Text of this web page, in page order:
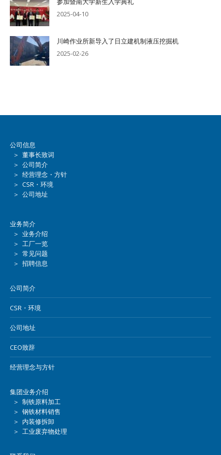
2025-04-10
川崎作业所新导入了日立建机制液压挖掘机
2025-02-26
公司信息
＞ 董事长致词
＞ 公司简介
＞ 经营理念・方针
＞ CSR・环境
＞ 公司地址
业务简介
＞ 业务介绍
＞ 工厂一览
＞ 常见问题
＞ 招聘信息
公司简介
CSR・环境
公司地址
CEO致辞
经营理念与方针
集团业务介绍
＞ 制铁原料加工
＞ 钢铁材料销售
＞ 内装修拆卸
＞ 工业废弃物处理